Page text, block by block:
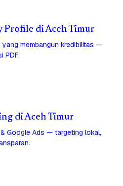
Profile di Aceh Timur
membangun kredibilitas —
PDF.
di Aceh Timur
Google Ads — targeting lokal,